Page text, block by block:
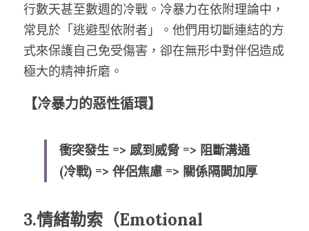
行數天甚至數週的冷戰。冷暴力在依附理論中，
常見於「逃避型依附者」。他們用切斷連結的方
式來保護自己免受傷害，卻在無形中對伴侶造成
極大的精神折磨。
【冷暴力的惡性循環】
衝突發生 => 感到威脅 => 阻斷溝通
(冷戰) => 伴侶焦慮 => 關係隔閡加厚
3.情緒勒索（Emotional